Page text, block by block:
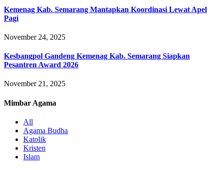
Kemenag Kab. Semarang Mantapkan Koordinasi Lewat Apel
Pagi
November 24, 2025
Kesbangpol Gandeng Kemenag Kab. Semarang Siapkan
Pesantren Award 2026
November 21, 2025
Mimbar Agama
All
Agama Budha
Katolik
Kristen
Islam